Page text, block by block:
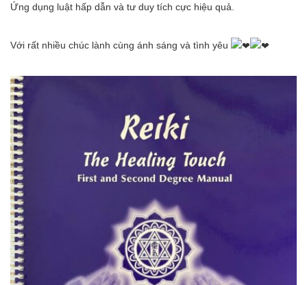
Ứng dụng luật hấp dẫn và tư duy tích cực hiệu quả.
Với rất nhiều chúc lành cùng ánh sáng và tình yêu